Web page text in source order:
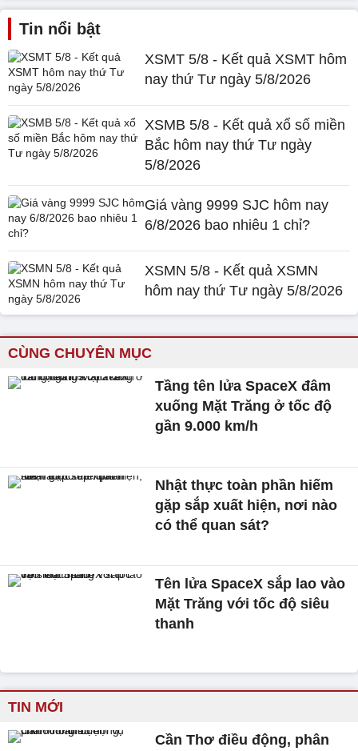
Tin nổi bật
XSMT 5/8 - Kết quả XSMT hôm
nay thứ Tư ngày 5/8/2026
XSMB 5/8 - Kết quả xổ số miền
Bắc hôm nay thứ Tư ngày
5/8/2026
Giá vàng 9999 SJC hôm nay
6/8/2026 bao nhiêu 1 chỉ?
XSMN 5/8 - Kết quả XSMN
hôm nay thứ Tư ngày 5/8/2026
CÙNG CHUYÊN MỤC
Tầng tên lửa SpaceX đâm
xuống Mặt Trăng ở tốc độ
gần 9.000 km/h
Nhật thực toàn phần hiếm
gặp sắp xuất hiện, nơi nào
có thể quan sát?
Tên lửa SpaceX sắp lao vào
Mặt Trăng với tốc độ siêu
thanh
TIN MỚI
Cần Thơ điều động, phân